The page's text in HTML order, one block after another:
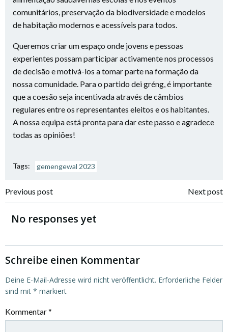
regulares entre os representantes eleitos e os habitantes.
A nossa equipa está pronta para dar este passo e agradece
todas as opiniões!
Tags: gemengewal 2023
Previous post Next post
No responses yet
sind mit* markiert